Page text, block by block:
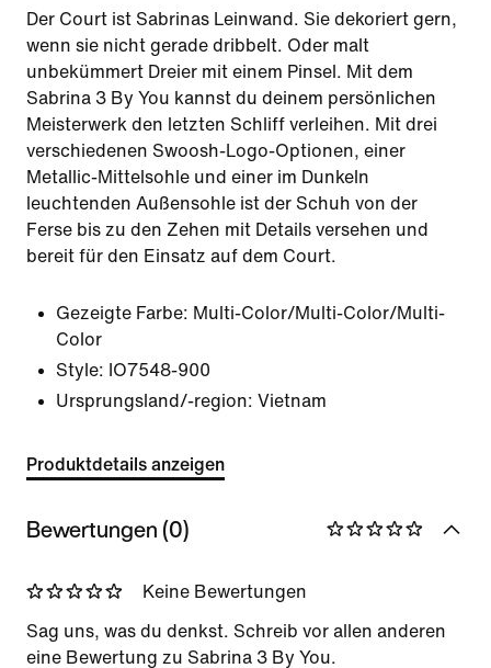
Der Court ist Sabrinas Leinwand. Sie dekoriert gern,
wenn sie nicht gerade dribbelt. Oder malt
unbekümmert Dreier mit einem Pinsel. Mit dem
Sabrina 3 By You kannst du deinem persönlichen
Meisterwerk den letzten Schliff verleihen. Mit drei
verschiedenen Swoosh-Logo-Optionen, einer
Metallic-Mittelsohle und einer im Dunkeln
leuchtenden Außensohle ist der Schuh von der
Ferse bis zu den Zehen mit Details versehen und
bereit für den Einsatz auf dem Court.
Gezeigte Farbe: Multi-Color/Multi-Color/Multi-
Color
Style: IO7548-900
Ursprungsland/-region: Vietnam
Produktdetails anzeigen
Bewertungen (0)
Keine Bewertungen
Sag uns, was du denkst. Schreib vor allen anderen
eine Bewertung zu Sabrina 3 By You.